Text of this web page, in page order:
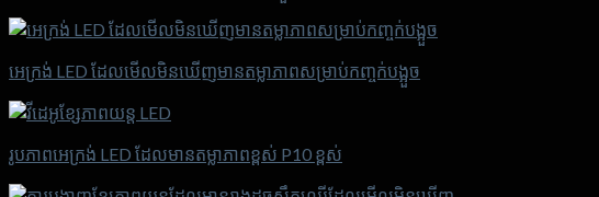
អេក្រង់ LED ដែលមើលមិនឃើញមានតម្លាភាពសម្រាប់កញ្ចក់បង្អួច
រូបភាពអេក្រង់ LED ដែលមានតម្លាភាពខ្ពស់ P10 ខ្ពស់